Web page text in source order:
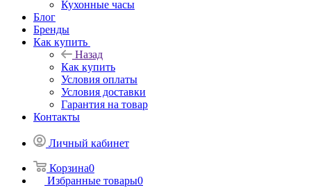
Кухонные часы
Блог
Бренды
Как купить
Назад
Как купить
Условия оплаты
Условия доставки
Гарантия на товар
Контакты
Личный кабинет
Корзина0
Избранные товары0